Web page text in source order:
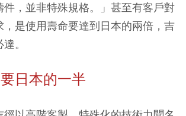
件，並非特殊規格。」甚至有客戶對
，是使用壽命要達到日本的兩倍，吉
。
日本的一半